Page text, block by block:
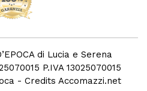
di Lucia e Serena
P.IVA 13025070015
- Credits Accomazzi.net